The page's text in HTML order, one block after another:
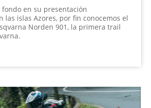
en su presentación
las islas Azores, por fin conocemos el
Norden 901, la primera trail